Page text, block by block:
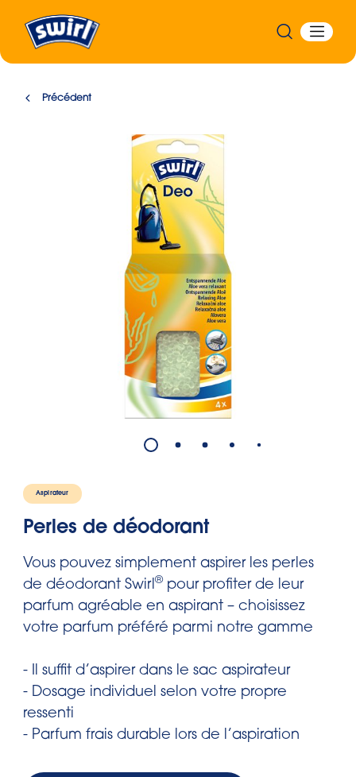
Précédent
Aspirateur
Perles de déodorant
Vous pouvez simplement aspirer les perles
de déodorant Swirl® pour profiter de leur
parfum agréable en aspirant – choisissez
votre parfum préféré parmi notre gamme
- Il suffit d’aspirer dans le sac aspirateur
- Dosage individuel selon votre propre
ressenti
- Parfum frais durable lors de l’aspiration